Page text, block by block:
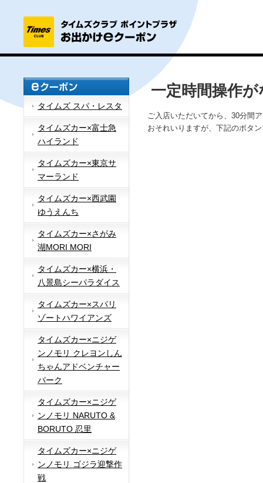
タイムズ スパ・レスタ
タイムズカー×富士急
ハイランド
タイムズカー×東京サ
マーランド
タイムズカー×西武園
ゆうえんち
タイムズカー×さがみ
湖MORI MORI
タイムズカー×横浜・
八景島シーパラダイス
タイムズカー×スパリ
ゾートハワイアンズ
タイムズカー×ニジゲ
ンノモリ クレヨンしん
ちゃんアドベンチャー
パーク
タイムズカー×ニジゲ
ンノモリ NARUTO &
BORUTO 忍里
タイムズカー×ニジゲ
ンノモリ ゴジラ迎撃作
戦
一定時間操作
ご入店いただいてから、30分間
おそれいりますが、下記のボタ